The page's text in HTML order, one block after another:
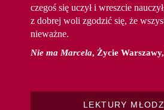
czegoś się uczył i wreszcie
z dobrej woli zgodzić się, że
nieważne.
Nie ma Marcela, Życie
LEKTURY